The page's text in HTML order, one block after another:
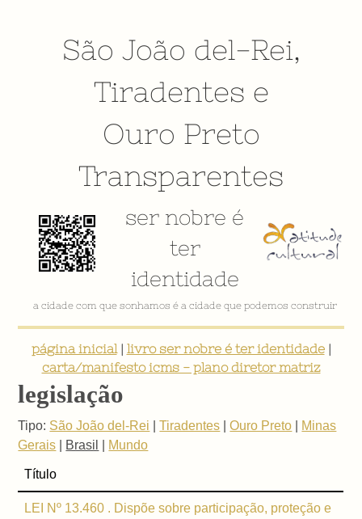
São João del-Rei,
Tiradentes e
Ouro Preto
Transparentes
ser nobre é
ter
identidade
a cidade com que sonhamos é a cidade que podemos construir
página inicial| livro ser nobre é ter identidade|
carta/manifesto icms - plano diretor matriz
legislação
Tipo: São João del-Rei |Tiradentes |Ouro Preto
Minas
Gerais
Brasil Mundo
Título
LEI Nº 13.460 . Dispõe sobre participação, proteção e